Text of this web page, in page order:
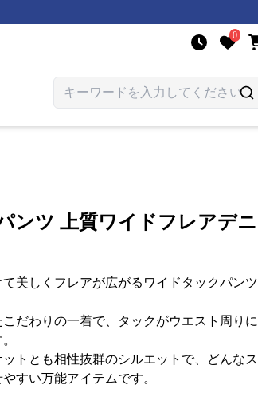
0
ンツ 上質ワイドフレアデニ
美しくフレアが広がるワイドタックパンツ
だわりの一着で、タックがウエスト周りに
トとも相性抜群のシルエットで、どんなス
すい万能アイテムです。